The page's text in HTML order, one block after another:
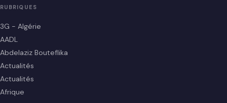
RUBRIQUES
3G - Algérie
AADL
Abdelaziz Bouteflika
Actualités
Actualités
Afrique